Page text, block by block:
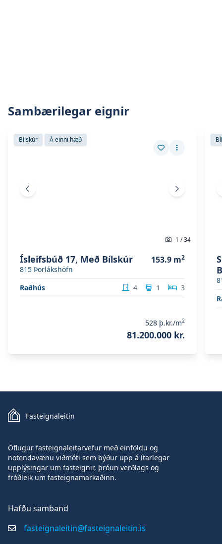
Sambærilegar eignir
Skoða eigninaÍsleifsbúð 17, með bílskúr
Bílskúr Á einni hæð
Vista eign
Fleiri
Skoða eigninaÍsleifsbúð 17, með bílskúr
Fyrri mynd Næsta mynd
1 /34
Ísleifsbúð 17, Með Bílskúr
815 Þorlákshöfn
153.9m2
Raðhús 4 1 3
528þ.kr./m2
81.200.000 kr.
Fasteignaleitin
Öflugur fasteignaleitarvefur með einföldu og
notendavænu viðmóti sem býður upp á ítarlegar
upplýsingar um fasteignir, þróun verðlags og
fróðleik um fasteignamarkaðinn.
Hafðu samband
fasteignaleitin@fasteignaleitin.is